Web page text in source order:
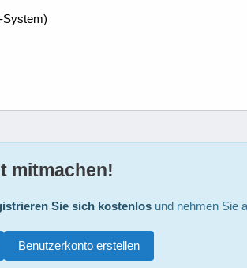
System)
mitmachen!
Sie sich kostenlosund nehmen Sie
Benutzerkonto erstellen